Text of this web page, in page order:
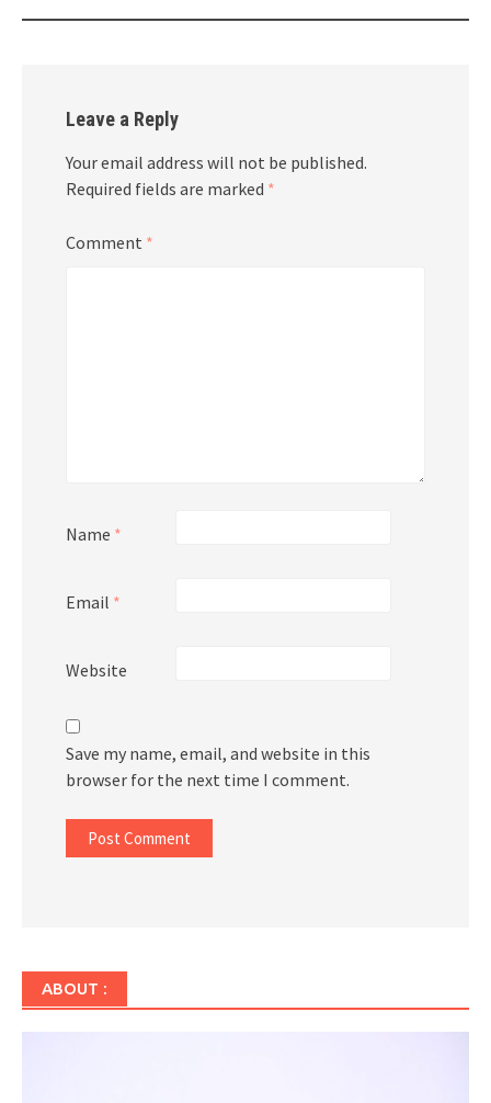
Leave a Reply
Your email address will not be published.
Required fields are marked *
Comment *
Name *
Email *
Website
Save my name, email, and website in this
browser for the next time I comment.
ABOUT :